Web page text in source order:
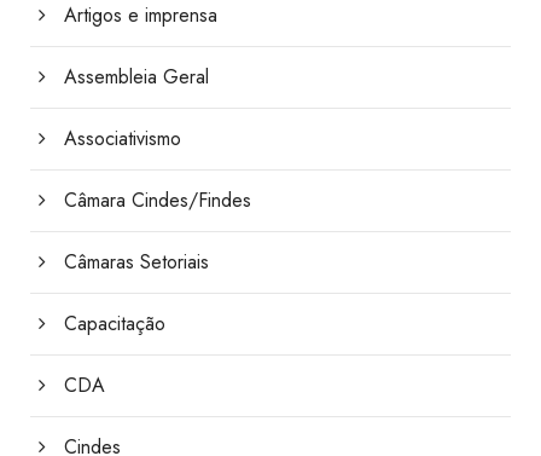
Artigos e imprensa
Assembleia Geral
Associativismo
Câmara Cindes/Findes
Câmaras Setoriais
Capacitação
CDA
Cindes